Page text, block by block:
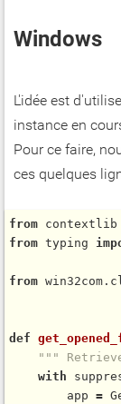
Windows
L'idée est
instance en
Pour ce faire,
ces quelques
from contextlib
from typing
from
def
"""
with
        app
=